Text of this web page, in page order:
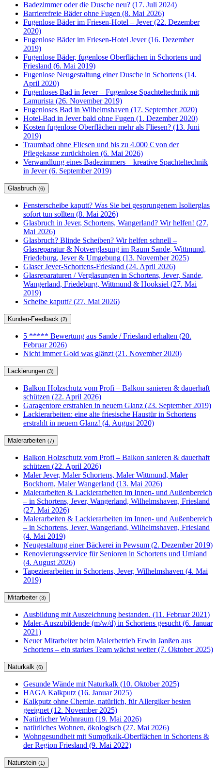
Badezimmer oder die Dusche neu? (17. Juli 2024)
Barrierefreie Bäder ohne Fugen (8. Mai 2026)
Fugenlose Bäder im Friesen-Hotel – Jever (22. Dezember
2020)
Fugenlose Bäder im Friesen-Hotel Jever (16. Dezember
2019)
Fugenlose Bäder, fugenlose Oberflächen in Schortens und
Friesland (6. Mai 2019)
Fugenlose Neugestaltung einer Dusche in Schortens (14.
April 2020)
Fugenloses Bad in Jever – Fugenlose Spachteltechnik mit
Lamurista (26. November 2019)
Fugenloses Bad in Wilhelmshaven (17. September 2020)
Hotel-Bad in Jever bald ohne Fugen (1. Dezember 2020)
Kosten fugenlose Oberflächen mehr als Fliesen? (13. Juni
2019)
Traumbad ohne Fliesen und bis zu 4.000 € von der
Pflegekasse zurückholen (6. Mai 2026)
Verwandlung eines Badezimmers – kreative Spachteltechnik
in Jever (6. September 2019)
Glasbruch (6)
Fensterscheibe kaputt? Was Sie bei gesprungenem Isolierglas
sofort tun sollten (8. Mai 2026)
Glasbruch in Jever, Schortens, Wangerland? Wir helfen! (27.
Mai 2026)
Glasbruch? Blinde Scheiben? Wir helfen schnell –
Glasreparatur & Notverglasung im Raum Sande, Wittmund,
Friedeburg, Jever & Umgebung (13. November 2025)
Glaser Jever-Schortens-Friesland (24. April 2026)
Glasreparaturen / Verglasungen in Schortens, Jever, Sande,
Wangerland, Friedeburg, Wittmund & Hooksiel (27. Mai
2019)
Scheibe kaputt? (27. Mai 2026)
Kunden-Feedback (2)
5 ***** Bewertung aus Sande / Friesland erhalten (20.
Februar 2026)
Nicht immer Gold was glänzt (21. November 2020)
Lackierungen (3)
Balkon Holzschutz vom Profi – Balkon sanieren & dauerhaft
schützen (22. April 2026)
Garagentore erstrahlen in neuem Glanz (23. September 2019)
Lackierarbeiten: eine alte friesische Haustür in Schortens
erstrahlt in neuem Glanz! (4. August 2020)
Malerarbeiten (7)
Balkon Holzschutz vom Profi – Balkon sanieren & dauerhaft
schützen (22. April 2026)
Maler Jever, Maler Schortens, Maler Wittmund, Maler
Bockhorn, Maler Wangerland (13. Mai 2026)
Malerarbeiten & Lackierarbeiten im Innen- und Außenbereich
– in Schortens, Jever, Wangerland, Wilhelmshaven, Friesland
(27. Mai 2026)
Malerarbeiten & Lackierarbeiten im Innen- und Außenbereich
– in Schortens, Jever, Wangerland, Wilhelmshaven, Friesland
(4. Mai 2019)
Neugestaltung einer Bäckerei in Pewsum (2. Dezember 2019)
Renovierungsservice für Senioren in Schortens und Umland
(4. August 2026)
Tapezierarbeiten in Schortens, Jever, Wilhelmshaven (4. Mai
2019)
Mitarbeiter (3)
Ausbildung mit Auszeichnung bestanden. (11. Februar 2021)
Maler-Auszubildende (m/w/d) in Schortens gesucht (6. Januar
2021)
Neuer Mitarbeiter beim Malerbetrieb Erwin Janßen aus
Schortens – ein starkes Team wächst weiter (7. Oktober 2025)
Naturkalk (6)
Gesunde Wände mit Naturkalk (10. Oktober 2025)
HAGA Kalkputz (16. Januar 2025)
Kalkputz ohne Chemie, natürlich, für Allergiker besten
geeignet (12. November 2025)
Natürlicher Wohnraum (19. Mai 2026)
natürliches Wohnen, ökologisch (27. Mai 2026)
Wohngesundheit mit Sumpfkalk-Oberflächen in Schortens &
der Region Friesland (9. Mai 2022)
Naturstein (1)